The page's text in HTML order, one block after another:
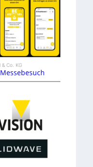
Co. KG